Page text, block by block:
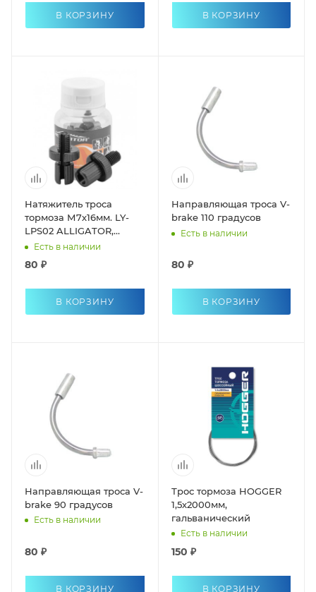
В КОРЗИНУ В КОРЗИНУ
Натяжитель троса
тормоза М7х16мм. LY-
LPS02 ALLIGATOR,
алюминиевый, чёрный
Есть в наличии
80 ₽
В КОРЗИНУ
Направляющая троса V-
brake 110 градусов
Есть в наличии
80 ₽
В КОРЗИНУ
Направляющая троса V-
brake 90 градусов
Есть в наличии
80 ₽
В КОРЗИНУ
Трос тормоза HOGGER
1,5х2000мм,
гальванический
Есть в наличии
150 ₽
В КОРЗИНУ